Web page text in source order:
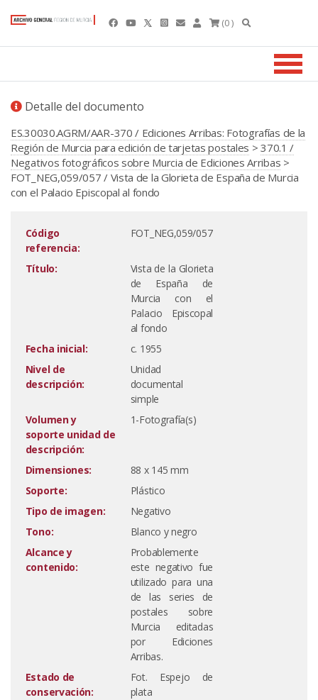
(0 )
Detalle del documento
ES.30030.AGRM/AAR-370 / Ediciones Arribas: Fotografías de la
Región de Murcia para edición de tarjetas postales >370.1 /
Negativos fotográficos sobre Murcia de Ediciones Arribas >
FOT_NEG,059/057 / Vista de la Glorieta de España de Murcia
con el Palacio Episcopal al fondo
Código
referencia:
FOT_NEG,059/057
Título:
Vista de la Glorieta
de España de
Murcia con el
Palacio Episcopal
al fondo
Fecha inicial:
c. 1955
Nivel de
descripción:
Unidad
documental
simple
Volumen y
soporte unidad de
descripción:
1-Fotografía(s)
Dimensiones:
88 x 145 mm
Soporte:
Plástico
Tipo de imagen:
Negativo
Tono:
Blanco y negro
Alcance y
contenido:
Probablemente
este negativo fue
utilizado para una
de las series de
postales sobre
Murcia editadas
por Ediciones
Arribas.
Estado de
conservación:
Fot. Espejo de
plata